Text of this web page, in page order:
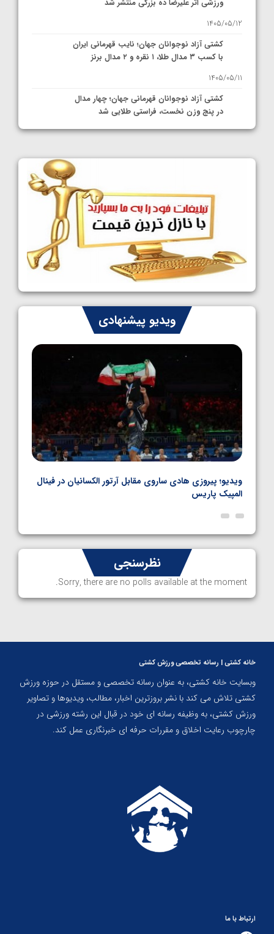
ورزشی اثر علیرضا ده بزرگی منتشر شد
1405/05/12
کشتی آزاد نوجوانان جهان؛ نایب قهرمانی ایران
با کسب ۳ مدال طلا، ۱ نقره و ۲ مدال برنز
1405/05/11
کشتی آزاد نوجوانان قهرمانی جهان؛ چهار مدال
در پنج وزن نخست، فراستی طلایی شد
1405/05/11
کشتی آزاد نوجوانان جهان؛ رقبای نمایندگان
ایران مشخص شدند
1405/05/08
کشتی فرنگی نوجوانان جهان؛ سکوی تیمی
سوم برای ایران
1405/05/07
ایران چشم به راه چهار مدال در پنج وزن دوم
کشتی فرنگی نوجوانان جهان
1405/05/06
ویدیو پیشنهادی
ویدیو؛ پیروزی هادی ساروی مقابل آرتور الکسانیان در فینال
المپیک پاریس
نظرسنجی
Sorry, there are no polls available at the moment.
خانه کشتی | رسانه تخصصی ورزش کشتی
وبسایت خانه کشتی، به عنوان رسانه تخصصی و مستقل در حوزه ورزش
کشتی تلاش می کند با نشر بروزترین اخبار، مطالب، ویدیوها و تصاویر
ورزش کشتی، به وظیفه رسانه ای خود در قبال این رشته ورزشی در
چارچوب رعایت اخلاق و مقررات حرفه ای خبرنگاری عمل کند.
ارتباط با ما